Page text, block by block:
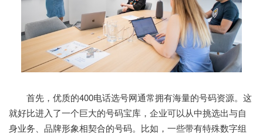
首先，优质的400电话选号网通常拥有海量的号码资源。这
就好比进入了一个巨大的号码宝库，企业可以从中挑选出与自
身业务、品牌形象相契合的号码。比如，一些带有特殊数字组